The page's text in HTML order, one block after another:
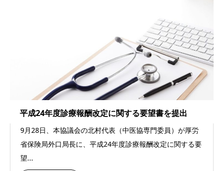
平成24年度診療報酬改定に関する要望書を提出
9月28日、本協議会の北村代表（中医協専門委員）が厚労
省保険局外口局長に、平成24年度診療報酬改定に関する要
望...